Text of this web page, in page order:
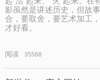
影虽然是讲述历史，但故
合，要取舍，要艺术加工
才好看。
阅读 35568